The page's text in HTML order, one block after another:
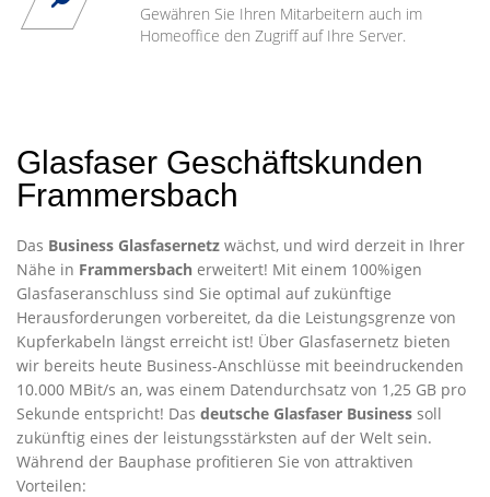
Gewähren Sie Ihren Mitarbeitern auch im
Homeoffice den Zugriff auf Ihre Server.
Glasfaser Geschäftskunden
Frammersbach
Das Business Glasfasernetz wächst, und wird derzeit in Ihrer
Nähe in Frammersbach erweitert! Mit einem 100%igen
Glasfaseranschluss sind Sie optimal auf zukünftige
Herausforderungen vorbereitet, da die Leistungsgrenze von
Kupferkabeln längst erreicht ist! Über Glasfasernetz bieten
wir bereits heute Business-Anschlüsse mit beeindruckenden
10.000 MBit/s an, was einem Datendurchsatz von 1,25 GB pro
Sekunde entspricht! Das deutsche Glasfaser Business soll
zukünftig eines der leistungsstärksten auf der Welt sein.
Während der Bauphase profitieren Sie von attraktiven
Vorteilen: